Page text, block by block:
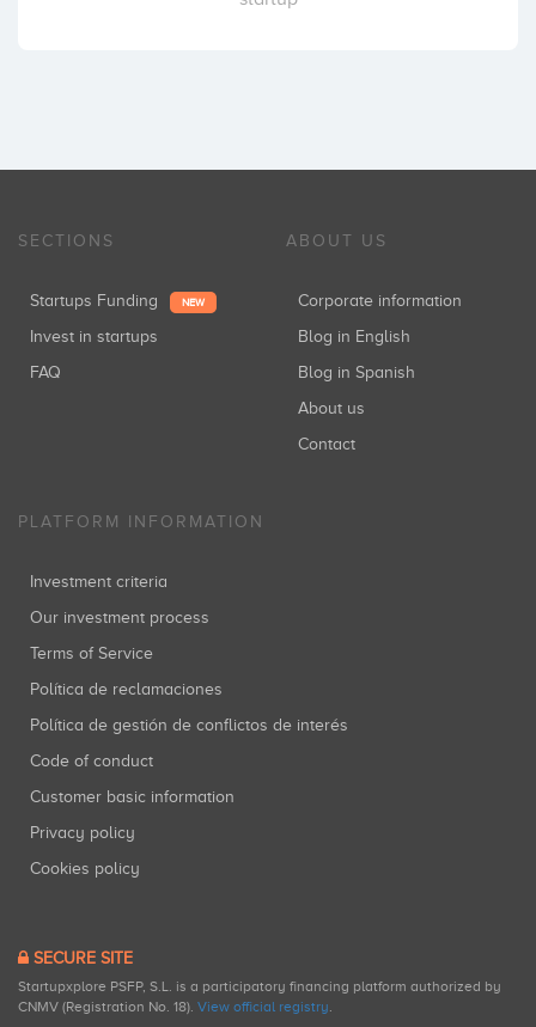
SECTIONS
Startups Funding NEW
Invest in startups
FAQ
ABOUT US
Corporate information
Blog in English
Blog in Spanish
About us
Contact
PLATFORM INFORMATION
Investment criteria
Our investment process
Terms of Service
Política de reclamaciones
Política de gestión de conflictos de interés
Code of conduct
Customer basic information
Privacy policy
Cookies policy
SECURE SITE
Startupxplore PSFP, S.L. is a participatory financing platform authorized by
CNMV (Registration No. 18). View official registry.